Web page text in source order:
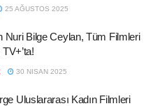
25 AĞUSTOS 2025
Nuri Bilge Ceylan, Tüm Filmleri
30 NISAN 2025
Uluslararası Kadın Filmleri